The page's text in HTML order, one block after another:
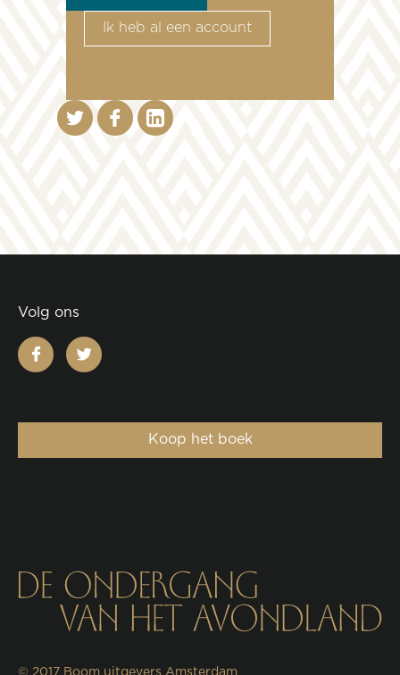
Ik heb al een account
Volg ons
facebooktwitter
Koop het boek
© 2017 Boom uitgevers Amsterdam